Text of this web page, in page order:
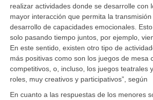
realizar actividades donde se desarrolle con
mayor interacción que permita la
desarrollo de capacidades emocionales.
solo pasando tiempo juntos, por ejemplo,
En este sentido, existen otro tipo de
más positivas como son los juegos de mesa
competitivos, o, incluso, los juegos teatrales
roles, muy creativos y participativos”, según
En cuanto a las respuestas de los menores